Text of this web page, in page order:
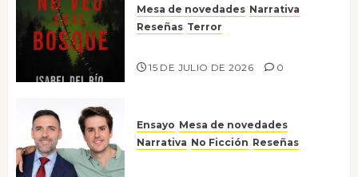
Mesa de novedades Narrativa
Reseñas Terror
15 DE JULIO DE 2026 0
Ensayo Mesa de novedades
Narrativa No Ficción Reseñas